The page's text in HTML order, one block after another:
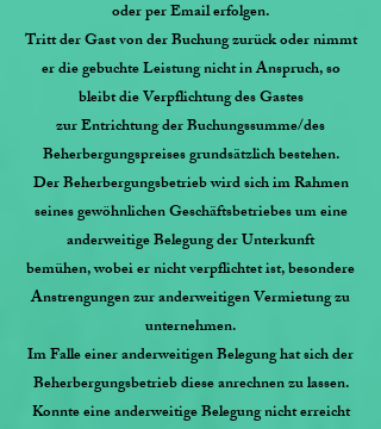
oder per Email erfolgen.
Tritt der Gast von der Buchung zurück oder nimmt
er die gebuchte Leistung nicht in Anspruch, so
bleibt die Verpflichtung des Gastes
zur Entrichtung der Buchungssumme/des
Beherbergungspreises grundsätzlich bestehen.
Der Beherbergungsbetrieb wird sich im Rahmen
seines gewöhnlichen Geschäftsbetriebes um eine
anderweitige Belegung der Unterkunft
bemühen, wobei er nicht verpflichtet ist, besondere
Anstrengungen zur anderweitigen Vermietung zu
unternehmen.
Im Falle einer anderweitigen Belegung hat sich der
Beherbergungsbetrieb diese anrechnen zu lassen.
Konnte eine anderweitige Belegung nicht erreicht